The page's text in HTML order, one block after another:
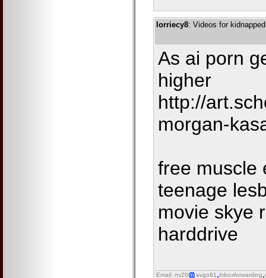
lorriecy8: Videos for
As ai porn
higher
http://
morgan-
free muscle
teenage
movie skye
harddrive
Email: nv20 avgo61 inboxforwarding